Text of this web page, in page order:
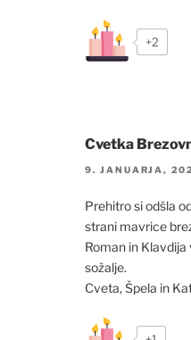
+2
Cvetka
9. JANUARJA,
Prehitro si odšla
strani mavrice
Roman in
sožalje.
Cveta, Špela in